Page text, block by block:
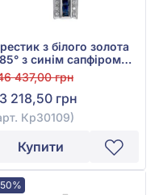
з білого золота
з синім сапфіром
та діамантом
арт. Кр30109
437,00 грн
218,50 грн
Кр30109)
Купити